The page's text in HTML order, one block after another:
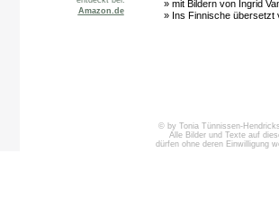
Amazon.de
» mit Bildern von Ingrid
» Ins Finnische übersetzt
© by Tonia Tünnissen-
Alle Bilder und Texte auf
dürfen ohne deren Einwilligung